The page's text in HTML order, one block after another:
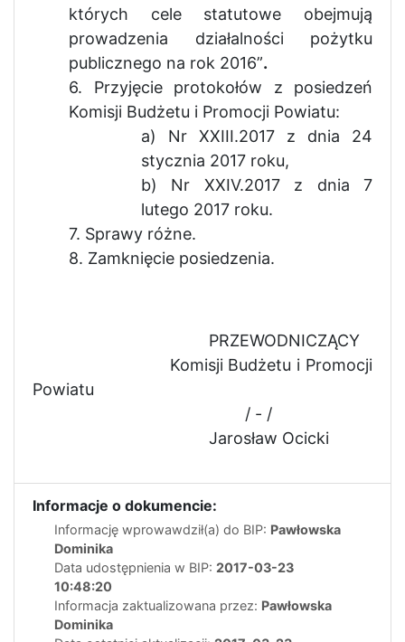
których cele statutowe obejmują
prowadzenia działalności pożytku
publicznego na rok 2016”.
6. Przyjęcie protokołów z posiedzeń
Komisji Budżetu i Promocji Powiatu:
a) Nr XXIII.2017 z dnia 24
stycznia 2017 roku,
b) Nr XXIV.2017 z dnia 7
lutego 2017 roku.
7. Sprawy różne.
8. Zamknięcie posiedzenia.
PRZEWODNICZĄCY
Komisji Budżetu i Promocji
Powiatu
/ - /
Jarosław Ocicki
Informacje o dokumencie:
Informację wprowawdził(a) do BIP: Pawłowska
Dominika
Data udostępnienia w BIP: 2017-03-23
10:48:20
Informacja zaktualizowana przez: Pawłowska
Dominika